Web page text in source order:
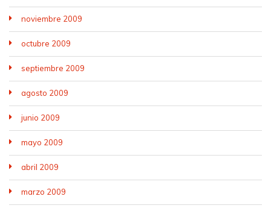
noviembre 2009
octubre 2009
septiembre 2009
agosto 2009
junio 2009
mayo 2009
abril 2009
marzo 2009